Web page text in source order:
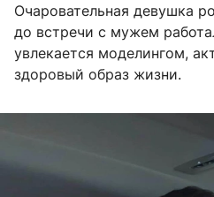
Очаровательная девушка
до встречи с мужем
увлекается моделингом,
здоровый образ жизни.